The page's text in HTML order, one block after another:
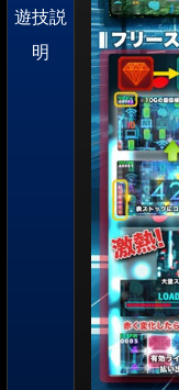
遊技説
明